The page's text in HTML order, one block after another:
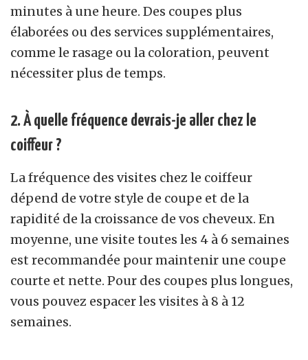
minutes à une heure. Des coupes plus
élaborées ou des services supplémentaires,
comme le rasage ou la coloration, peuvent
nécessiter plus de temps.
2. À quelle fréquence devrais-je aller chez le
coiffeur ?
La fréquence des visites chez le coiffeur
dépend de votre style de coupe et de la
rapidité de la croissance de vos cheveux. En
moyenne, une visite toutes les 4 à 6 semaines
est recommandée pour maintenir une coupe
courte et nette. Pour des coupes plus longues,
vous pouvez espacer les visites à 8 à 12
semaines.